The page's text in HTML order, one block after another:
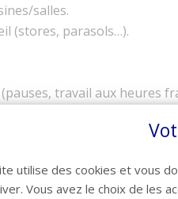
salles.
(stores, parasols…).
travail aux heures
utilise des cookies et vous
Vous avez le choix de les